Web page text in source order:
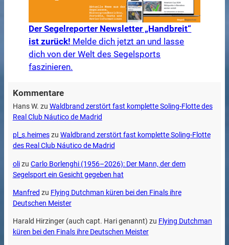
Der Segelreporter Newsletter „Handbreit“
ist zurück! Melde dich jetzt an und lasse
dich von der Welt des Segelsports
faszinieren.
Kommentare
Hans W. zu Waldbrand zerstört fast komplette Soling-Flotte des
Real Club Náutico de Madrid
pl_s.heimeszu Waldbrand zerstört fast komplette Soling-Flotte
des Real Club Náutico de Madrid
olizu Carlo Borlenghi (1956–2026): Der Mann, der dem
Segelsport ein Gesicht gegeben hat
Manfred zu Flying Dutchman küren bei den Finals ihre
Deutschen Meister
Harald Hirzinger (auch capt. Hari genannt) zu Flying Dutchman
küren bei den Finals ihre Deutschen Meister